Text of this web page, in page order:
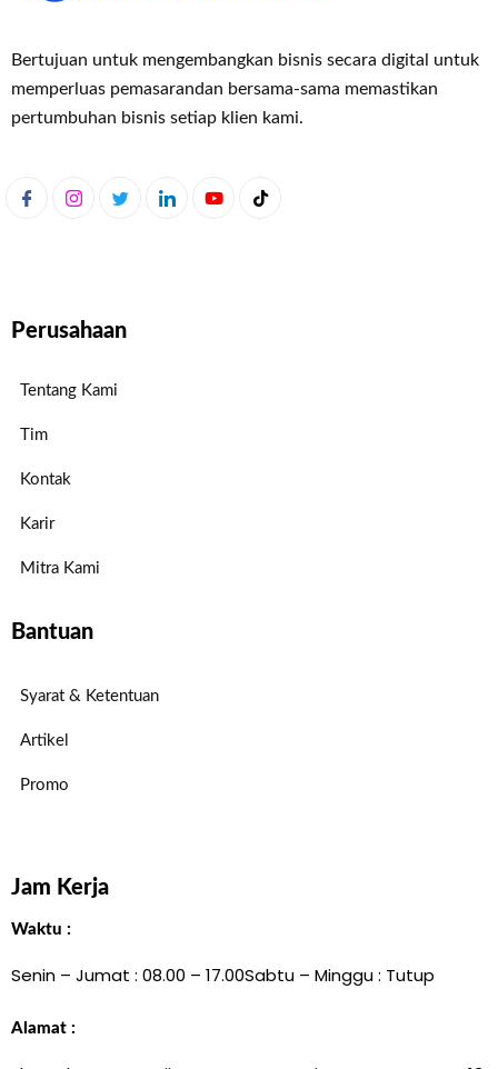
Bertujuan untuk mengembangkan bisnis secara digital untuk
memperluas pemasarandan bersama-sama memastikan
pertumbuhan bisnis setiap klien kami.
Perusahaan
Tentang Kami
Tim
Kontak
Karir
Mitra Kami
Bantuan
Syarat & Ketentuan
Artikel
Promo
Jam Kerja
Waktu :
Senin – Jumat : 08.00 – 17.00Sabtu – Minggu : Tutup
Alamat :